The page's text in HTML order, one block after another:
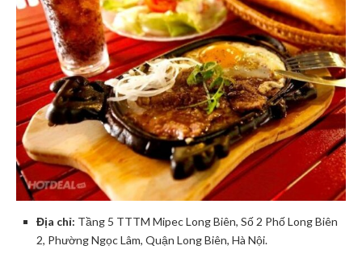
Địa chỉ: Tầng 5 TTTM Mipec Long Biên, Số 2 Phố Long Biên
2, Phường Ngọc Lâm, Quận Long Biên, Hà Nội.